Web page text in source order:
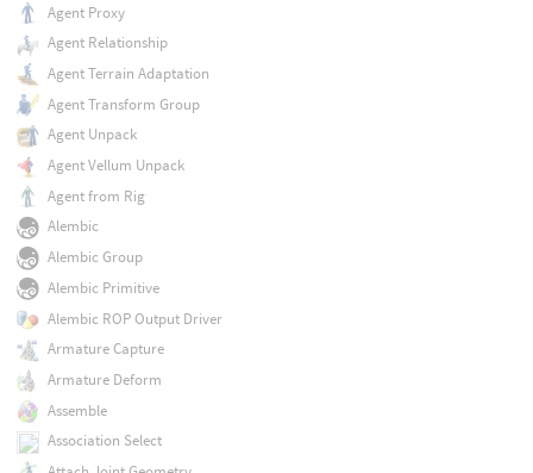
Agent Proxy
Agent Relationship
Agent Terrain Adaptation
Agent Transform Group
Agent Unpack
Agent Vellum Unpack
Agent from Rig
Alembic
Alembic Group
Alembic Primitive
Alembic ROP Output Driver
Armature Capture
Armature Deform
Assemble
Association Select